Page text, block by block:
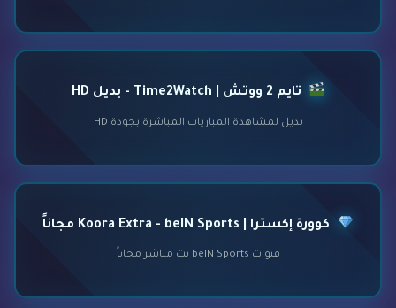
تايم 2 ووتش | Time2Watch - بديل HD
بديل لمشاهدة المباريات المباشرة بجودة HD
كوورة إكسترا | Koora Extra - beIN Sports مجاناً
قنوات beIN Sports بث مباشر مجاناً